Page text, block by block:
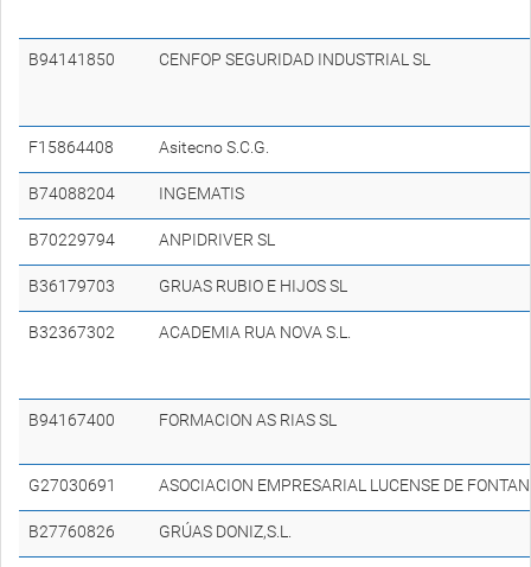
B94141850 CENFOP SEGURIDAD INDUSTRIAL SL
F15864408 Asitecno S.C.G.
B74088204 INGEMATIS
B70229794 ANPIDRIVER SL
B36179703 GRUAS RUBIO E HIJOS SL
B32367302 ACADEMIA RUA NOVA S.L.
B94167400 FORMACION AS RIAS SL
G27030691 ASOCIACION EMPRESARIAL LUCENSE DE
B27760826 GRÚAS DONIZ,S.L.